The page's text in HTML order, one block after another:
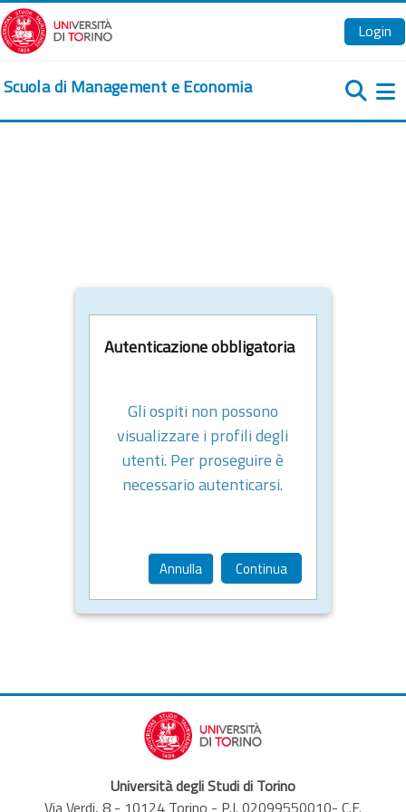
Vai al contenuto principale
Login
Scuola di Management e Economia
Autenticazione obbligatoria
Gli ospiti non possono
visualizzare i profili degli
utenti. Per proseguire è
necessario autenticarsi.
Annulla Continua
Università degli Studi di Torino
Via Verdi, 8 - 10124 Torino - P.I. 02099550010- C.F.